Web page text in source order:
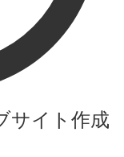
サイト作成